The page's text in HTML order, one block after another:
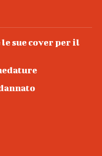
sue cover per il